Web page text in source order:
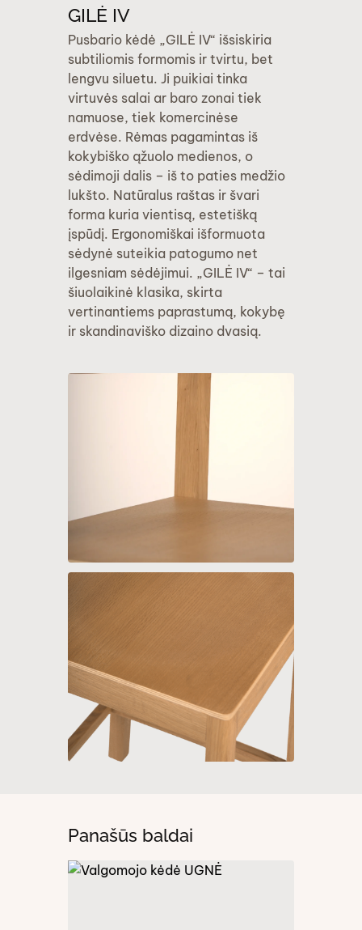
GILĖ IV
Pusbario kėdė „GILĖ IV“ išsiskiria
subtiliomis formomis ir tvirtu, bet
lengvu siluetu. Ji puikiai tinka
virtuvės salai ar baro zonai tiek
namuose, tiek komercinėse
erdvėse. Rėmas pagamintas iš
kokybiško ąžuolo medienos, o
sėdimoji dalis – iš to paties medžio
lukšto. Natūralus raštas ir švari
forma kuria vientisą, estetišką
įspūdį. Ergonomiškai išformuota
sėdynė suteikia patogumo net
ilgesniam sėdėjimui. „GILĖ IV“ – tai
šiuolaikinė klasika, skirta
vertinantiems paprastumą, kokybę
ir skandinaviško dizaino dvasią.
Panašūs baldai